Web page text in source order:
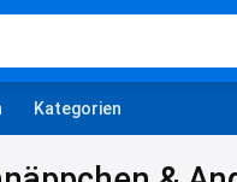
Kategorien